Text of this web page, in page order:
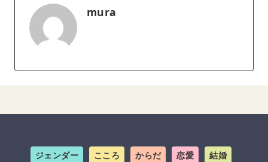
mura
ジェンダー こころ からだ 恋愛 結婚